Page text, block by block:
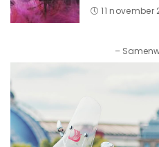
11 november
–